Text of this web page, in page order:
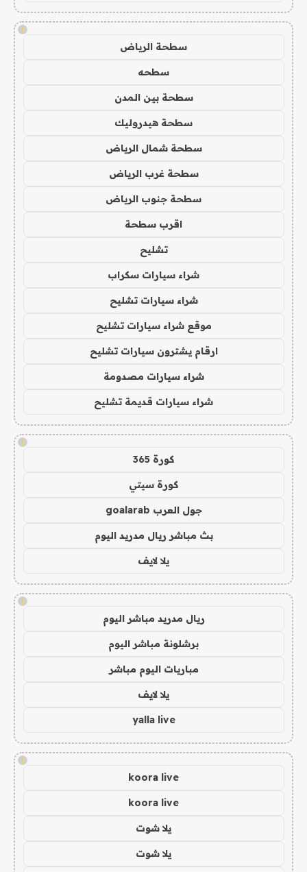
!
سطحة الرياض
سطحه
سطحة بين المدن
سطحة هيدروليك
سطحة شمال الرياض
سطحة غرب الرياض
سطحة جنوب الرياض
اقرب سطحة
تشليح
شراء سيارات سكراب
شراء سيارات تشليح
موقع شراء سيارات تشليح
ارقام يشترون سيارات تشليح
شراء سيارات مصدومة
شراء سيارات قديمة تشليح
!
كورة 365
كورة سيتي
جول العرب goalarab
بث مباشر ريال مدريد اليوم
يلا لايف
!
ريال مدريد مباشر اليوم
برشلونة مباشر اليوم
مباريات اليوم مباشر
يلا لايف
yalla live
!
koora live
koora live
يلا شوت
يلا شوت